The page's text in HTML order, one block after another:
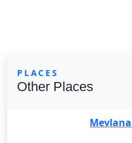
PLACES
Other Places